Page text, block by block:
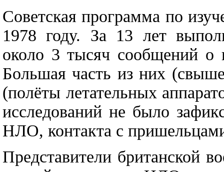
Советская программа по
1978 году. За 13 лет
около 3 тысяч сообщений о
Большая часть из них
(полёты летательных
исследований не было
НЛО, контакта с
Представители британской